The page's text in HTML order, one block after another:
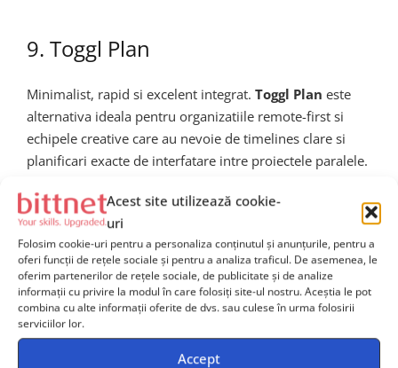
Acest site utilizează cookie-
uri
Folosim cookie-uri pentru a personaliza conținutul și anunțurile, pentru a
oferi funcții de rețele sociale și pentru a analiza traficul. De asemenea, le
oferim partenerilor de rețele sociale, de publicitate și de analize
informații cu privire la modul în care folosiți site-ul nostru. Aceștia le pot
combina cu alte informații oferite de dvs. sau culese în urma folosirii
serviciilor lor.
Accept
9. Toggl Plan
Minimalist, rapid si excelent integrat. Toggl Plan este
alternativa ideala pentru organizatiile remote-first si
echipele creative care au nevoie de timelines clare si
planificari exacte de interfatare intre proiectele paralele.
Atractii Toggl Plan:
Structure Gantt orientata pe oameni si proiecte
Simplu de setat milestones si pathway URI
Util in Google Shared Drive si Workspace teams
10. Bonsai (pentru freelanceri)